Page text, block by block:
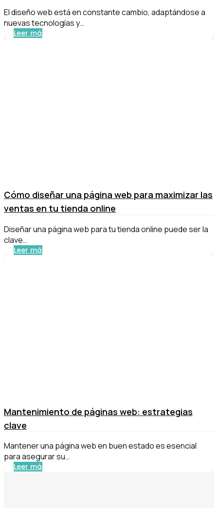
El diseño web está en constante cambio, adaptándose a
nuevas tecnologías y…
Leer más
Cómo diseñar una página web para maximizar las
ventas en tu tienda online
Diseñar una página web para tu tienda online puede ser la
clave…
Leer más
Mantenimiento de páginas web: estrategias
clave
Mantener una página web en buen estado es esencial
para asegurar su…
Leer más